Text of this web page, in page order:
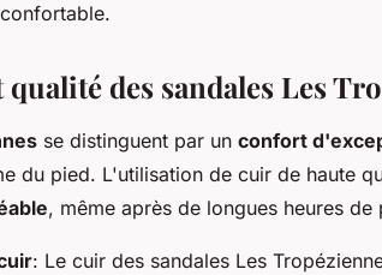
des sandales Les
se distinguent par un confort
du pied. L'utilisation de cuir de haute
, même après de longues heures de
: Le cuir des sandales Les